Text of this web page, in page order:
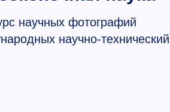
научных фотографий
научно-технический